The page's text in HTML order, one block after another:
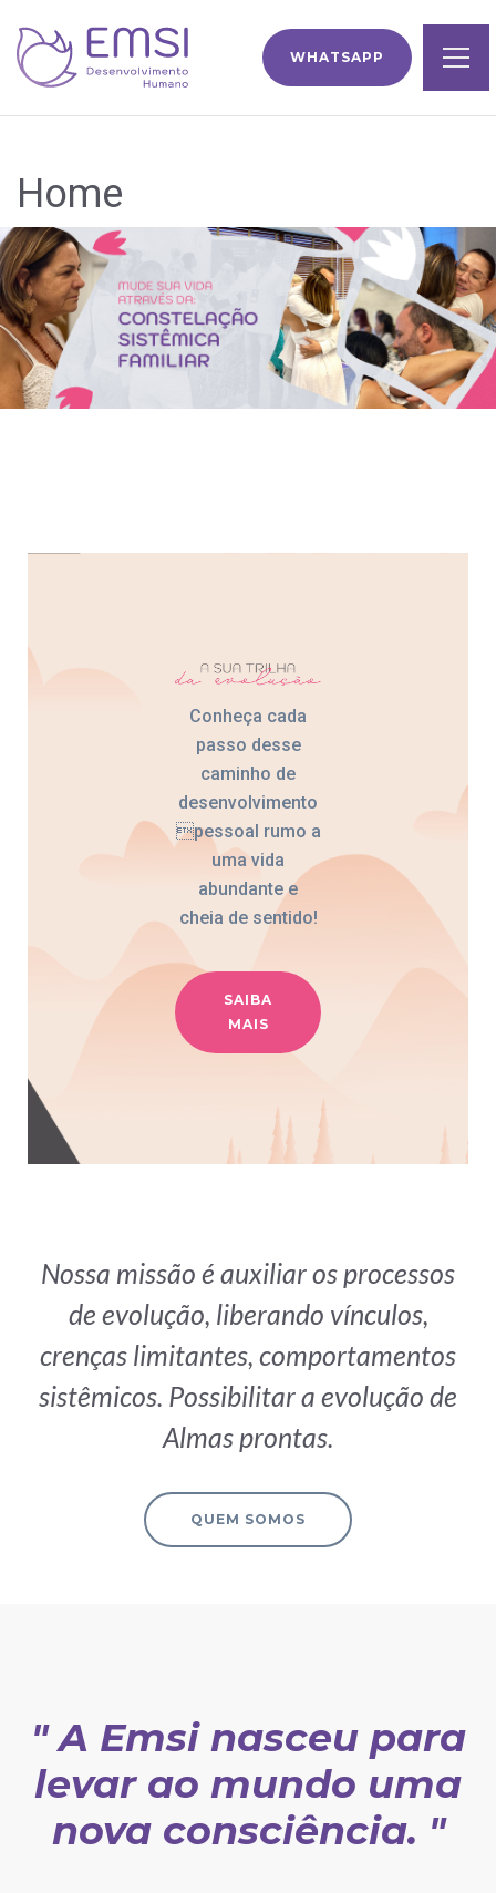
WHATSAPP
Home
Conheça cada
passo desse
caminho de
desenvolvimento
pessoal rumo a
uma vida
abundante e
cheia de sentido!
SAIBA
MAIS
Nossa missão é auxiliar os processos
de evolução, liberando vínculos,
crenças limitantes, comportamentos
sistêmicos. Possibilitar a evolução de
Almas prontas.
QUEM SOMOS
" A Emsi nasceu para
levar ao mundo uma
nova consciência. "